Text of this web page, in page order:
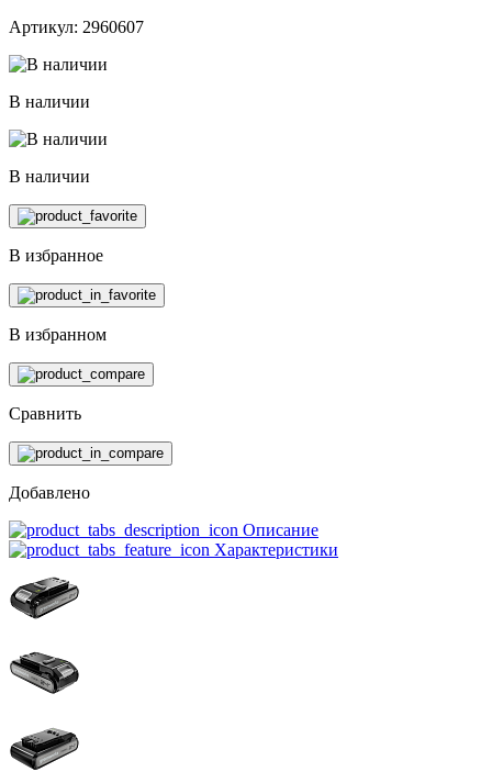
Артикул: 2960607
В наличии
В наличии
В избранное
В избранном
Сравнить
Добавлено
Описание
Характеристики